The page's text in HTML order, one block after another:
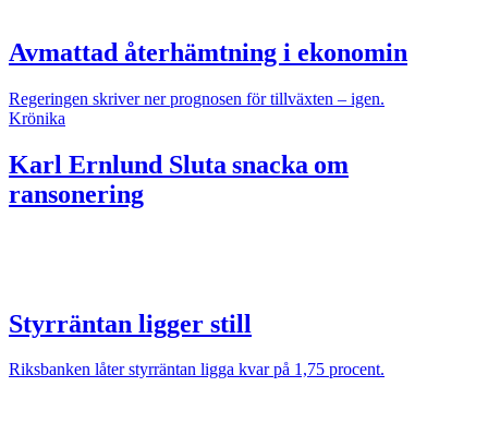
Avmattad återhämtning i ekonomin
Regeringen skriver ner prognosen för tillväxten – igen.
Krönika
Karl Ernlund Sluta snacka om
ransonering
Styrräntan ligger still
Riksbanken låter styrräntan ligga kvar på 1,75 procent.